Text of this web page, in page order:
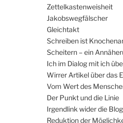
Zettelkastenweisheit
Jakobswegfälscher
Gleichtakt
Schreiben ist
Scheitern – ein
Ich im Dialog mit ich
Wirrer Artikel über das
Vom Wert des
Der Punkt und die Linie
Irgendlink wider die
Reduktion der